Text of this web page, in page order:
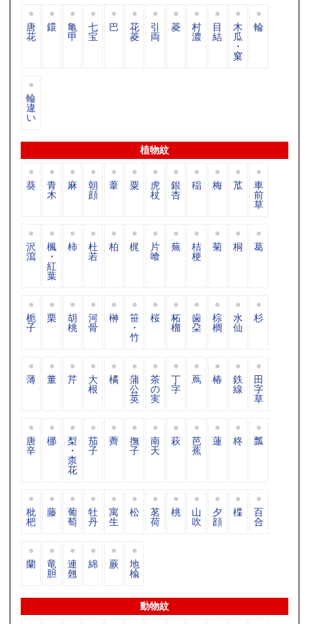
唐
花
鐶 亀
甲
七
宝
巴 花
菱
引
両
菱 村
濃
目
結
木
瓜
・
窠
輪
輪
違
い
植物紋
葵 青
木
麻 朝
顔
葦 粟 虎
杖
銀
杏
稲 梅 苽 車
前
草
沢
瀉
楓
・
紅
葉
柿 杜
若
柏 梶 片
喰
蕪 桔
梗
菊 桐 葛
栀
子
栗 胡
桃
河
骨
榊 笹
・
竹
桜 柘
榴
歯
朶
棕
櫚
水
仙
杉
薄 董 芹 大
根
橘 蒲
公
英
茶
の
実
丁
字
蔦 椿 鉄
線
田
字
草
唐
辛
梛 梨
・
柰
花
茄
子
薺 撫
子
南
天
萩 芭
蕉
蓮 柊 瓢
枇
杷
藤 葡
萄
牡
丹
寓
生
松 茗
荷
桃 山
吹
夕
顔
楪 百
合
蘭 竜
胆
連
翹
綿 蕨 地
楡
動物紋